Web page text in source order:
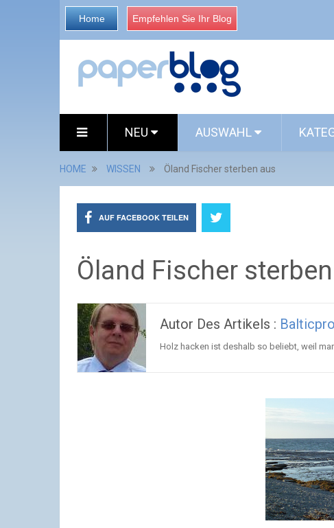
Home Empfehlen Sie Ihr Blog
NEU AUSWAHL
HOME WISSEN Öland Fischer sterben aus
AUF FACEBOOK TEILEN
Öland Fischer
Autor Des Artikels :
Holz hacken ist deshalb so beliebt, weil